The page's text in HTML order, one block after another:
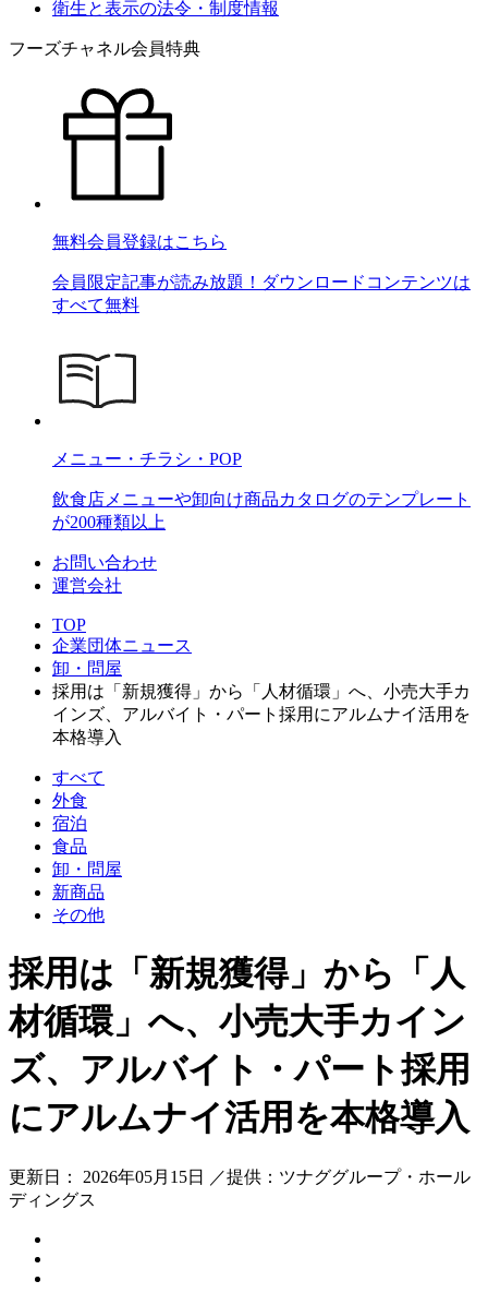
衛生と表示の法令・制度情報
フーズチャネル会員特典
無料会員登録はこちら
会員限定記事が読み放題！ダウンロードコンテンツは
すべて無料
メニュー・チラシ・POP
飲食店メニューや卸向け商品カタログのテンプレート
が200種類以上
お問い合わせ
運営会社
TOP
企業団体ニュース
卸・問屋
採用は「新規獲得」から「人材循環」へ、小売大手カ
インズ、アルバイト・パート採用にアルムナイ活用を
本格導入
すべて
外食
宿泊
食品
卸・問屋
新商品
その他
採用は「新規獲得」から「人
材循環」へ、小売大手カイン
ズ、アルバイト・パート採用
にアルムナイ活用を本格導入
更新日： 2026年05月15日 ／提供：ツナググループ・ホール
ディングス